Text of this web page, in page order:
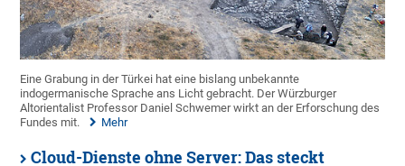
Eine Grabung in der Türkei hat eine bislang unbekannte
indogermanische Sprache ans Licht gebracht. Der Würzburger
Altorientalist Professor Daniel Schwemer wirkt an der Erforschung des
Fundes mit.
Mehr
Cloud-Dienste ohne Server: Das steckt